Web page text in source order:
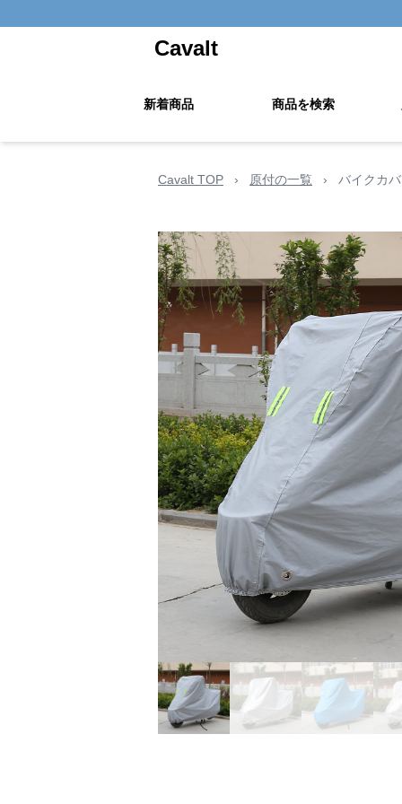
Cavalt
新着商品 商品を検索
Cavalt TOP › 原付の一覧 › バイクカ